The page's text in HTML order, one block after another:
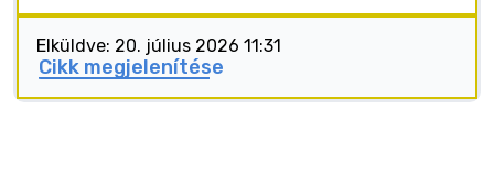
Elküldve: 20. július 2026 11:31
Cikk megjelenítése